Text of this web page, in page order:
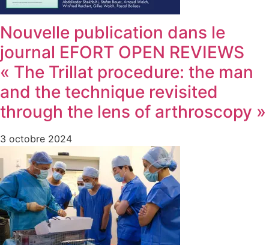
Nouvelle publication dans le
journal EFORT OPEN REVIEWS
« The Trillat procedure: the man
and the technique revisited
through the lens of arthroscopy »
3 octobre 2024